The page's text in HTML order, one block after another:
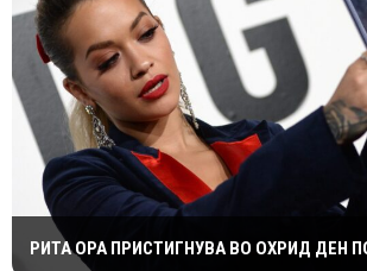
РИТА ОРА ПРИСТИГНУВА ВО ОХРИД ДЕН